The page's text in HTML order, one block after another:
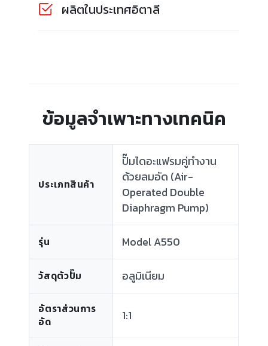
ผลิตในประเทศอิตาลี
ข้อมูลจำเพาะทางเทคนิค
ประเภทสินค้า
ปั๊มไดอะแฟรมคู่ทำงาน
ด้วยลมอัด (Air-
Operated Double
Diaphragm Pump)
รุ่น Model A550
วัสดุตัวปั๊ม อลูมิเนียม
อัตราส่วนการ
อัด
1:1